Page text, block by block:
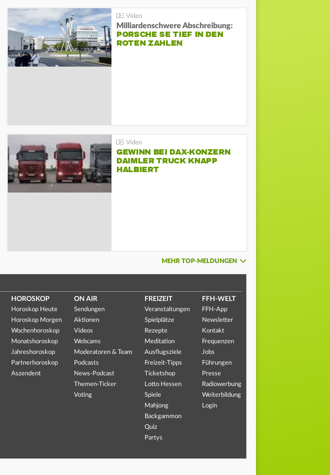
Milliardenschwere Abschreibung:
PORSCHE SE TIEF IN DEN
ROTEN ZAHLEN
GEWINN BEI DAX-KONZERN
DAIMLER TRUCK KNAPP
HALBIERT
MEHR TOP-MELDUNGEN
HOROSKOP
Horoskop Heute
Horoskop Morgen
Wochenhoroskop
Monatshoroskop
Jahreshoroskop
Partnerhoroskop
Aszendent
ON AIR
Sendungen
Aktionen
Videos
Webcams
Moderatoren & Team
Podcasts
News-Podcast
Themen-Ticker
Voting
FREIZEIT
Veranstaltungen
Spielplätze
Rezepte
Meditation
Ausflugsziele
Freizeit-Tipps
Ticketshop
Lotto Hessen
Spiele
Mahjong
Backgammon
Quiz
Partys
FFH-WELT
FFH-App
Newsletter
Kontakt
Frequenzen
Jobs
Führungen
Presse
Radiowerbung
Weiterbildung
Login